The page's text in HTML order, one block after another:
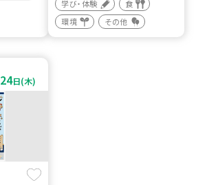
学び・体験
食
環境
その他
24日(木)